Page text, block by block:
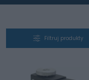
Filtruj produkty